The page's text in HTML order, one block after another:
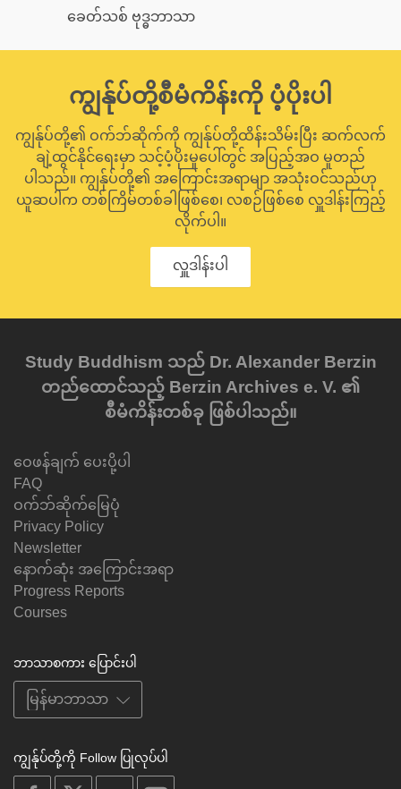
ခေတ်သစ် ဗုဒ္ဓဘာသာ
ကျွန်ုပ်တို့စီမံကိန်းကို ပံ့ပိုးပါ
ကျွန်ုပ်တို့၏ ဝက်ဘ်ဆိုက်ကို ကျွန်ုပ်တို့ထိန်းသိမ်းပြီး ဆက်လက်
ချဲ့ထွင်နိုင်ရေးမှာ သင့်ပံ့ပိုးမှုပေါ်တွင် အပြည့်အဝ မူတည်
ပါသည်။ ကျွန်ုပ်တို့၏ အကြောင်းအရာမျာ အသုံးဝင်သည်ဟု
ယူဆပါက တစ်ကြိမ်တစ်ခါဖြစ်စေ၊ လစဉ်ဖြစ်စေ လှူဒါန်းကြည့်
လိုက်ပါ။
လှူဒါန်းပါ
Study Buddhism သည် Dr. Alexander Berzin
တည်ထောင်သည့် Berzin Archives e. V. ၏
စီမံကိန်းတစ်ခု ဖြစ်ပါသည်။
ဝေဖန်ချက် ပေးပို့ပါ
FAQ
ဝက်ဘ်ဆိုက်မြေပုံ
Privacy Policy
Newsletter
နောက်ဆုံး အကြောင်းအရာ
Progress Reports
Courses
ဘာသာစကား ပြောင်းပါ
ကျွန်ုပ်တို့ကို Follow ပြုလုပ်ပါ
on